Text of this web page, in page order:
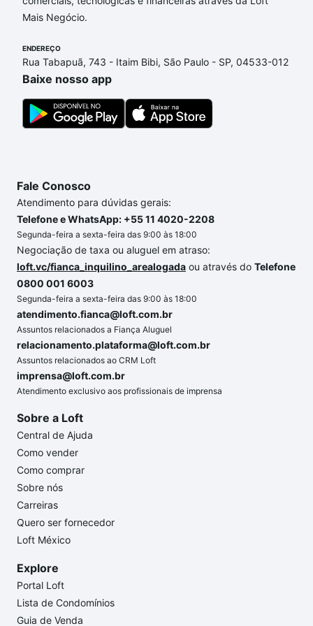
nossas opções de financiamento imobiliário as
ainda tem alguma dúvida dos custos envolvidos no
processo de compra, veja em nosso portal quanto
custa comprar um apartamento
gente para comprar o imóvel dos seus sonhos com
segurança e conforto. Loft, com você até as
Mais Negócio.
ENDEREÇO
Rua Tabapuã, 743 - Itaim Bibi, São Paulo - SP, 04533-012
Baixe nosso app
Fale Conosco
Atendimento para dúvidas gerais:
Telefone e WhatsApp: +55 11 4020-2208
Segunda-feira a sexta-feira das 9:00 às 18:00
Negociação de taxa ou aluguel em atraso:
loft.vc/fianca_inquilino_arealogada ou através do Telefone
0800 001 6003
Segunda-feira a sexta-feira das 9:00 às 18:00
atendimento.fianca@loft.com.br
Assuntos relacionados a Fiança Aluguel
relacionamento.plataforma@loft.com.br
Assuntos relacionados ao CRM Loft
imprensa@loft.com.br
Atendimento exclusivo aos profissionais de imprensa
Sobre a Loft
Central de Ajuda
Como vender
Como comprar
Sobre nós
Carreiras
Quero ser fornecedor
Loft México
Explore
Portal Loft
Lista de Condomínios
Guia de Venda